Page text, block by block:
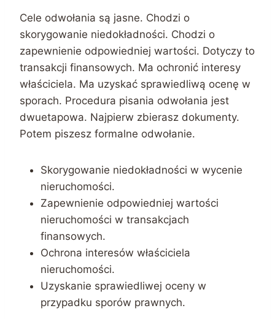
Cele odwołania są jasne. Chodzi o
skorygowanie niedokładności. Chodzi o
zapewnienie odpowiedniej wartości. Dotyczy to
transakcji finansowych. Ma ochronić interesy
właściciela. Ma uzyskać sprawiedliwą ocenę w
sporach. Procedura pisania odwołania jest
dwuetapowa. Najpierw zbierasz dokumenty.
Potem piszesz formalne odwołanie.
Skorygowanie niedokładności w wycenie
nieruchomości.
Zapewnienie odpowiedniej wartości
nieruchomości w transakcjach
finansowych.
Ochrona interesów właściciela
nieruchomości.
Uzyskanie sprawiedliwej oceny w
przypadku sporów prawnych.